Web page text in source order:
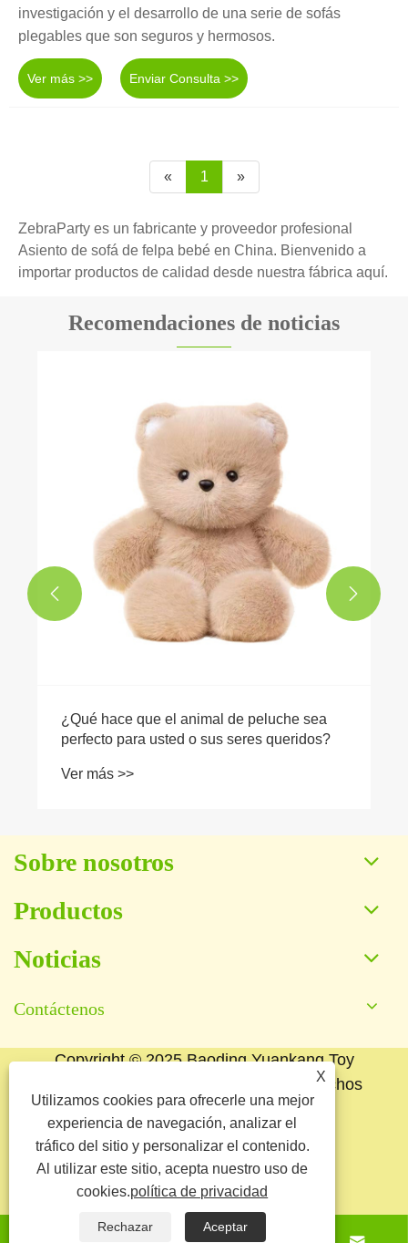
investigación y el desarrollo de una serie de sofás
plegables que son seguros y hermosos.
Ver más >> Enviar Consulta >>
« 1 »
ZebraParty es un fabricante y proveedor profesional
Asiento de sofá de felpa bebé en China. Bienvenido a
importar productos de calidad desde nuestra fábrica aquí.
Recomendaciones de noticias
¿Qué hace que el animal de peluche sea
perfecto para usted o sus seres queridos?
Ver más >>
 
Sobre nosotros
Productos
Noticias
Contáctenos
Copyright © 2025 Baoding Yuankang Toy
Manufacturing Co., Ltd. Todos los derechos
reservados.
Links
Sitemap RSS XML
política de privacidad
X
Utilizamos cookies para ofrecerle una mejor
experiencia de navegación, analizar el
tráfico del sitio y personalizar el contenido.
Al utilizar este sitio, acepta nuestro uso de
cookies.política de privacidad
Rechazar Aceptar